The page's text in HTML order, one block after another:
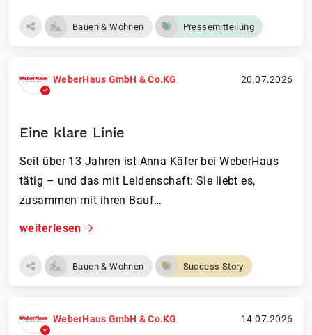
Bauen & Wohnen Pressemitteilung
WeberHaus GmbH & Co.KG 20.07.2026
Eine klare Linie
Seit über 13 Jahren ist Anna Käfer bei WeberHaus
tätig – und das mit Leidenschaft: Sie liebt es,
zusammen mit ihren Bauf…
weiterlesen
Bauen & Wohnen Success Story
WeberHaus GmbH & Co.KG 14.07.2026